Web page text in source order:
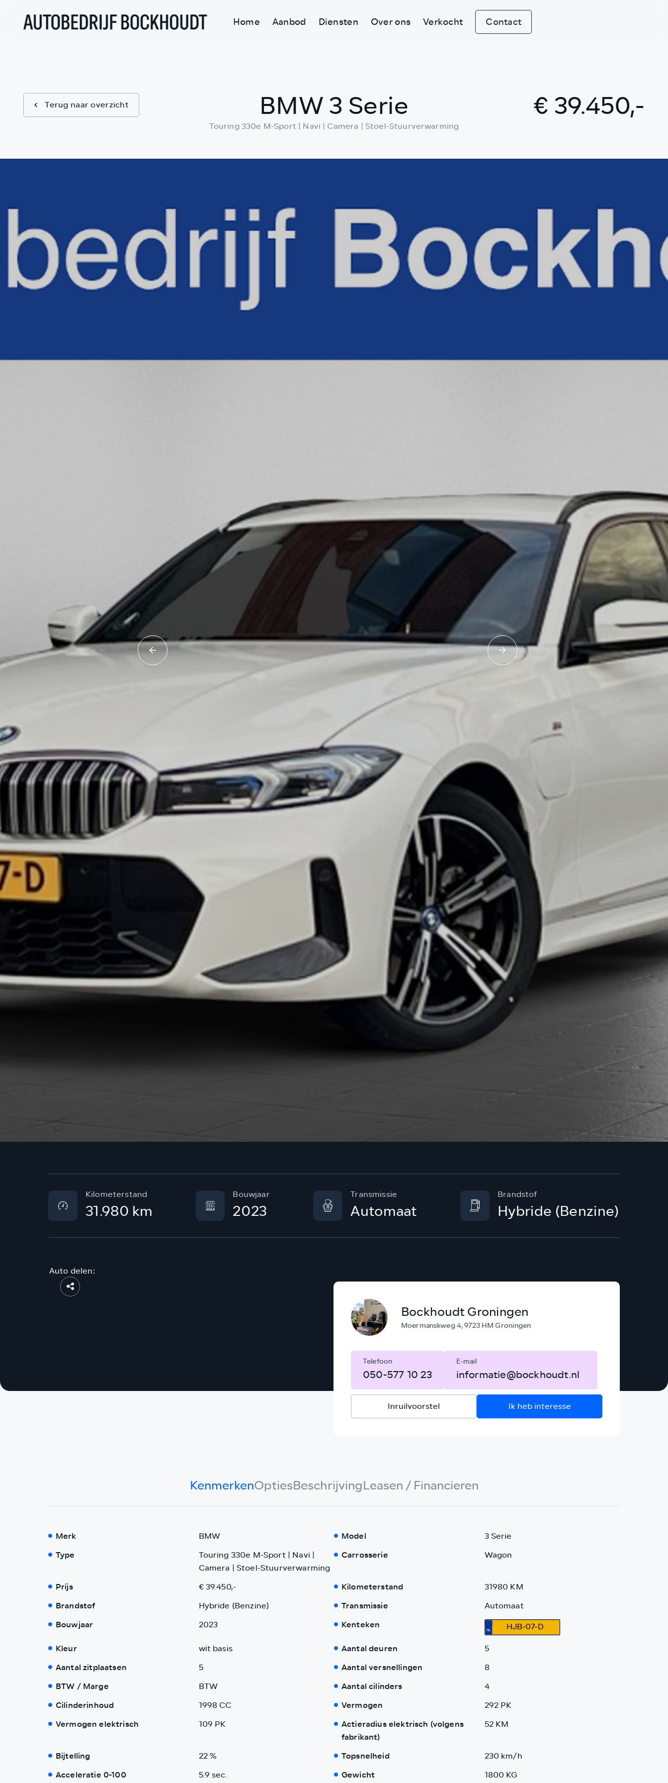
Home Aanbod Diensten Over ons Verkocht Contact
Terug naar overzicht BMW 3 Serie
Touring 330e M-Sport | Navi | Camera | Stoel-Stuurverwarming
€ 39.450,-
Kilometerstand
31.980 km
Bouwjaar
2023
Transmissie
Automaat
Brandstof
Hybride (Benzine)
Auto delen:
Bockhoudt Groningen
Moermanskweg 4, 9723 HM Groningen
Telefoon
050-577 10 23
E-mail
informatie@bockhoudt.nl
Inruilvoorstel Ik heb interesse
KenmerkenOptiesBeschrijvingLeasen / Financieren
Merk BMW Model
3 Serie
Type
Touring 330e M-Sport | Navi |
Camera | Stoel-Stuurverwarming
Carrosserie Wagon
Prijs € 39.450,- Kilometerstand
31980 KM
Brandstof
Hybride (Benzine) Transmissie
Automaat
Bouwjaar
2023 Kenteken
HJB-07-D
Kleur
wit basis Aantal deuren
5
Aantal zitplaatsen
5 Aantal versnellingen
8
BTW / Marge
BTW Aantal cilinders
4
Cilinderinhoud
1998 CC Vermogen
292 PK
Vermogen elektrisch
109 PK
Actieradius elektrisch (volgens
fabrikant)
52 KM
Bijtelling 22 % Topsnelheid
230 km/h
Acceleratie 0-100
5.9 sec. Gewicht 1800 KG